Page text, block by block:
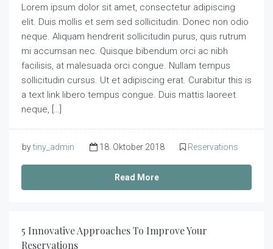
Lorem ipsum dolor sit amet, consectetur adipiscing
elit. Duis mollis et sem sed sollicitudin. Donec non odio
neque. Aliquam hendrerit sollicitudin purus, quis rutrum
mi accumsan nec. Quisque bibendum orci ac nibh
facilisis, at malesuada orci congue. Nullam tempus
sollicitudin cursus. Ut et adipiscing erat. Curabitur this is
a text link libero tempus congue. Duis mattis laoreet
neque, […]
bytiny_admin 18. Oktober 2018 Reservations
Read More
5 Innovative Approaches To Improve Your
Reservations